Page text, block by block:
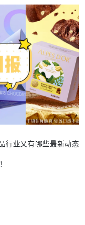
行业又有哪些最新动态